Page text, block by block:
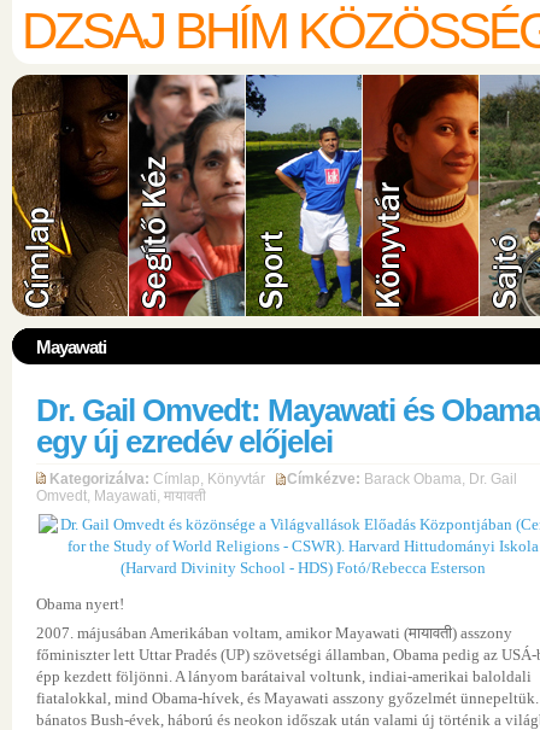
DZSAJ BHÍM
Mayawati
Dr. Gail Omvedt: Mayawati és
egy új ezredév előjelei
Kategorizálva: Címlap, Könyvtár Címkézve: Barack Obama, Dr. Gail
Omvedt, Mayawati, मायावती
Obama nyert!
2007. májusában Amerikában voltam, amikor Mayawati (मायावती) asszony
főminiszter lett Uttar Pradés (UP) szövetségi államban, Obama pedig az USÁ-
épp kezdett följönni. A lányom barátaival voltunk, indiai-amerikai baloldali
fiatalokkal, mind Obama-hívek, és Mayawati asszony győzelmét ünnepeltük.
bánatos Bush-évek, háború és neokon időszak után valami új történik a